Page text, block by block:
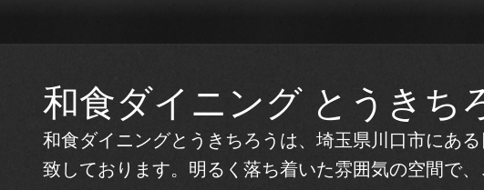
和食ダイニング とうきち
和食ダイニングとうきちろうは、埼玉県川口市にあ
致しております。明るく落ち着いた雰囲気の空間で